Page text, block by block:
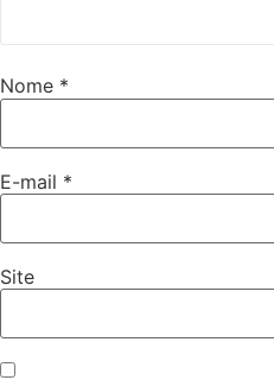
Nome *
E-mail *
Site